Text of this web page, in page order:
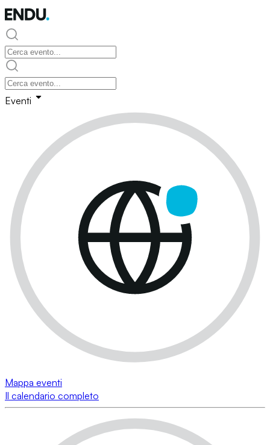
Eventi
Mappa eventi
Il calendario completo